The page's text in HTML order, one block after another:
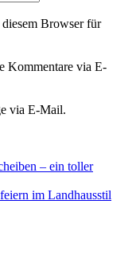
Browser für
Kommentare via E-
via E-Mail.
– ein toller
im Landhausstil